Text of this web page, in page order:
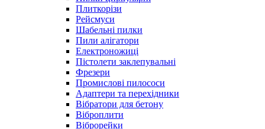
Плиткорізи
Рейсмуси
Шабельні пилки
Пили алігатори
Електроножиці
Пістолети заклепувальні
Фрезери
Промислові пилососи
Адаптери та перехідники
Вібратори для бетону
Віброплити
Віброрейки